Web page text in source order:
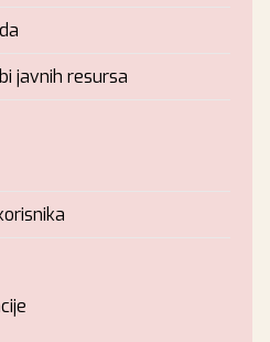
javnih resursa